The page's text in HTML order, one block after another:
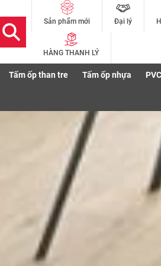
Sản phẩm mới Đại lý
HÀNG THANH LÝ
Tấm ốp than tre Tấm ốp nhựa
Cảnh báo an toàn Bảo hành